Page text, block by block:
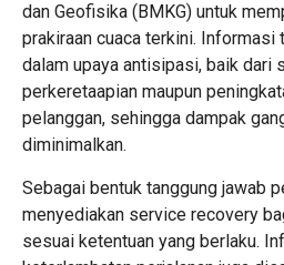
dan Geofisika (BMKG) untuk
prakiraan cuaca terkini.
dalam upaya antisipasi, baik dari
perkeretaapian maupun
pelanggan, sehingga dampak
diminimalkan.
Sebagai bentuk tanggung jawab
menyediakan service recovery
sesuai ketentuan yang berlaku.